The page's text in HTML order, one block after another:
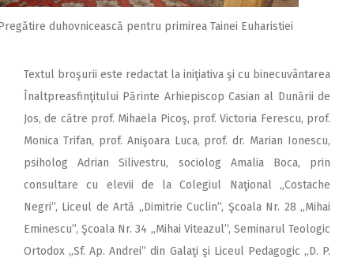
duhovnicească pentru primirea Tainei Euharistiei
Textul broşurii este redactat la iniţiativa şi cu binecuvântarea
Înaltpreasfinţitului Părinte Arhiepiscop Casian al Dunării de
Jos, de către prof. Mihaela Picoş, prof. Victoria Ferescu, prof.
Monica Trifan, prof. Anişoara Luca, prof. dr. Marian Ionescu,
psiholog Adrian Silivestru, sociolog Amalia Boca, prin
consultare cu elevii de la Colegiul Naţional „Costache
Negri”, Liceul de Artă „Dimitrie Cuclin”, Şcoala Nr. 28 „Mihai
Eminescu”, Şcoala Nr. 34 „Mihai Viteazul”, Seminarul Teologic
Ortodox „Sf. Ap. Andrei” din Galaţi şi Liceul Pedagogic „D. P.